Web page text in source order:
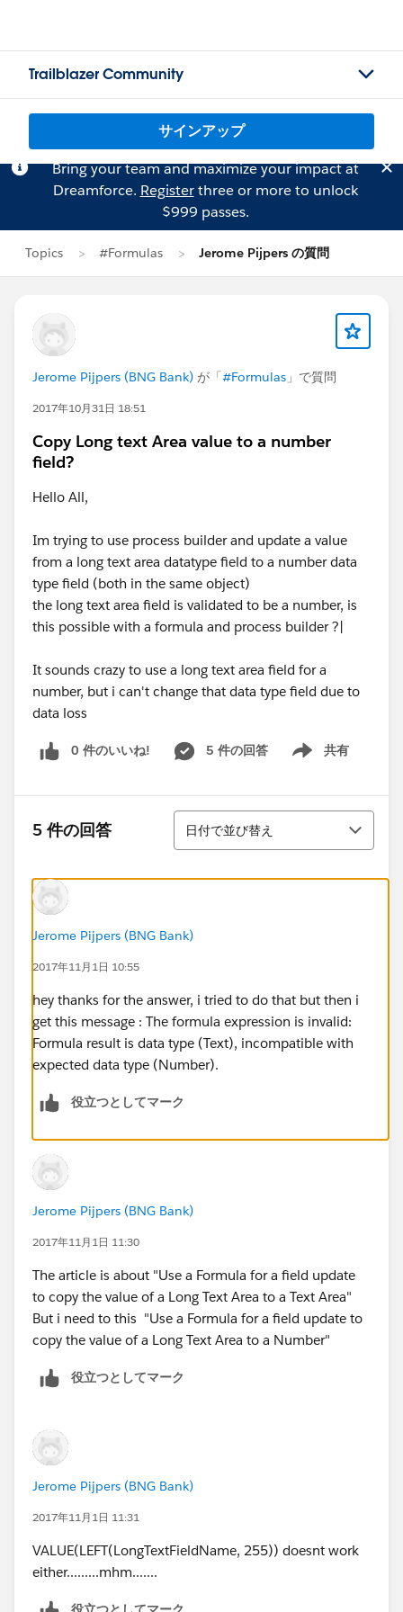
Trailblazer Community
サインアップ
Bring your team and maximize your impact at
Dreamforce. Registerthree or more to unlock
$999 passes.
Topics #Formulas Jerome Pijpers の質問
Jerome Pijpers (BNG Bank) が「#Formulas 」で質問
2017年10月31日 18:51
Copy Long text Area value to a number
field?
Hello All,
Im trying to use process builder and update a value
from a long text area datatype field to a number data
type field (both in the same object)
the long text area field is validated to be a number, is
this possible with a formula and process builder ?|
It sounds crazy to use a long text area field for a
number, but i can't change that data type field due to
data loss
0 件のいいね! 5 件の回答 共有
Show menu
5 件の回答
並び替え
日付で並び替え
Jerome Pijpers (BNG Bank)
2017年11月1日 10:55
hey thanks for the answer, i tried to do that but then i
get this message : The formula expression is invalid:
Formula result is data type (Text), incompatible with
expected data type (Number).
役立つとしてマーク
Jerome Pijpers (BNG Bank)
2017年11月1日 11:30
The article is about "Use a Formula for a field update
to copy the value of a Long Text Area to a Text Area"
But i need to this "Use a Formula for a field update to
copy the value of a Long Text Area to a Number"
役立つとしてマーク
Jerome Pijpers (BNG Bank)
2017年11月1日 11:31
VALUE(LEFT(LongTextFieldName, 255)) doesnt work
either.........mhm.......